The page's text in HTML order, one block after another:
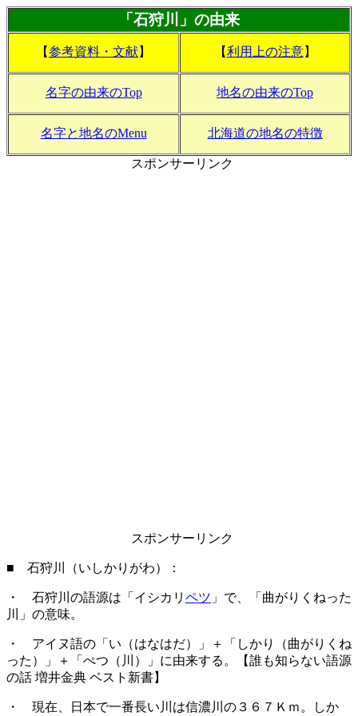
「石狩川」の由来
【参考資料・文献】 【利用上の注意】
名字の由来のTop 地名の由来のTop
名字と地名のMenu 北海道の地名の特徴
スポンサーリンク
スポンサーリンク
■ 石狩川（いしかりがわ）：
・ 石狩川の語源は「イシカリ ペツ 」で、「曲がりくねった
川」の意味。
・ アイヌ語の「い（はなはだ）」＋「しかり（曲がりくね
った）」＋「ぺつ（川）」に由来する。【誰も知らない語源
の話 増井金典 ベスト新書】
・ 現在、日本で一番長い川は信濃川の３６７Ｋｍ。しか